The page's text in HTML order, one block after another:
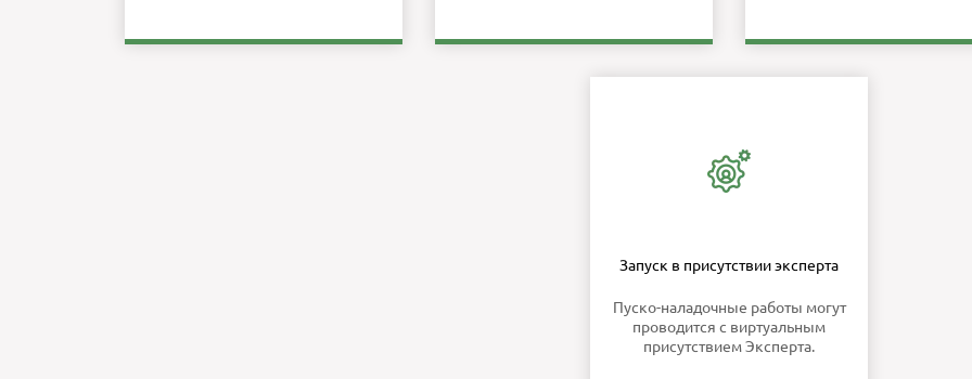
Запуск в присутствии эксперта
Пуско-наладочные работы могут
проводится с виртуальным
присутствием Эксперта.